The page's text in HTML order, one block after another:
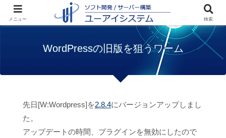
お知らせ
WordPressの旧版を狙う
ワーム
WordPressの旧版を狙うワーム
先日[W:Wordpress]を2.8.4にバージョンアップしまし
た。
アップデートの時間、プラグインを無効にしたので
メニュー 検索